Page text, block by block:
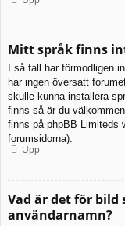
Mitt språk finns
I så fall har förmodligen
har ingen översatt
skulle kunna installera
finns så är du
finns på phpBB Limiteds
forumsidorna).
Upp
Vad är det för
användarnamn?